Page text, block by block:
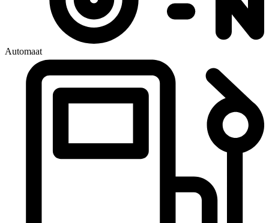
Automaat